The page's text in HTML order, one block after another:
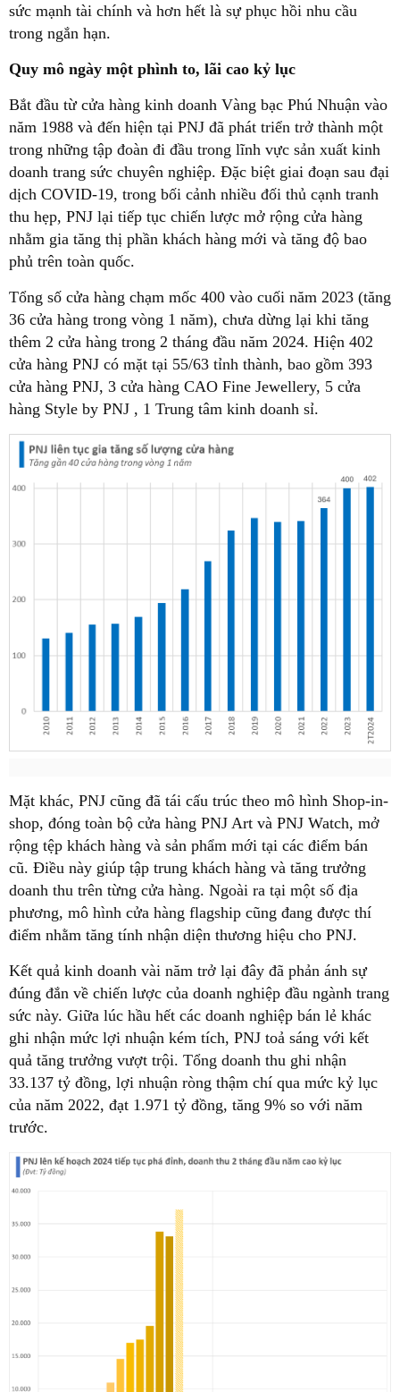
sức mạnh tài chính và hơn hết là sự phục hồi nhu cầu
trong ngắn hạn.
Quy mô ngày một phình to, lãi cao kỷ lục
Bắt đầu từ cửa hàng kinh doanh Vàng bạc Phú Nhuận vào
năm 1988 và đến hiện tại PNJ đã phát triển trở thành một
trong những tập đoàn đi đầu trong lĩnh vực sản xuất kinh
doanh trang sức chuyên nghiệp. Đặc biệt giai đoạn sau đại
dịch COVID-19, trong bối cảnh nhiều đối thủ cạnh tranh
thu hẹp, PNJ lại tiếp tục chiến lược mở rộng cửa hàng
nhằm gia tăng thị phần khách hàng mới và tăng độ bao
phủ trên toàn quốc.
Tổng số cửa hàng chạm mốc 400 vào cuối năm 2023 (tăng
36 cửa hàng trong vòng 1 năm), chưa dừng lại khi tăng
thêm 2 cửa hàng trong 2 tháng đầu năm 2024. Hiện 402
cửa hàng PNJ có mặt tại 55/63 tỉnh thành, bao gồm 393
cửa hàng PNJ, 3 cửa hàng CAO Fine Jewellery, 5 cửa
hàng Style by PNJ , 1 Trung tâm kinh doanh sỉ.
Mặt khác, PNJ cũng đã tái cấu trúc theo mô hình Shop-in-
shop, đóng toàn bộ cửa hàng PNJ Art và PNJ Watch, mở
rộng tệp khách hàng và sản phẩm mới tại các điểm bán
cũ. Điều này giúp tập trung khách hàng và tăng trưởng
doanh thu trên từng cửa hàng. Ngoài ra tại một số địa
phương, mô hình cửa hàng flagship cũng đang được thí
điểm nhằm tăng tính nhận diện thương hiệu cho PNJ.
Kết quả kinh doanh vài năm trở lại đây đã phản ánh sự
đúng đắn về chiến lược của doanh nghiệp đầu ngành trang
sức này. Giữa lúc hầu hết các doanh nghiệp bán lẻ khác
ghi nhận mức lợi nhuận kém tích, PNJ toả sáng với kết
quả tăng trưởng vượt trội. Tổng doanh thu ghi nhận
33.137 tỷ đồng, lợi nhuận ròng thậm chí qua mức kỷ lục
của năm 2022, đạt 1.971 tỷ đồng, tăng 9% so với năm
trước.